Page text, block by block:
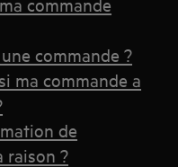
commande ?
ma commande a
de
raison ?